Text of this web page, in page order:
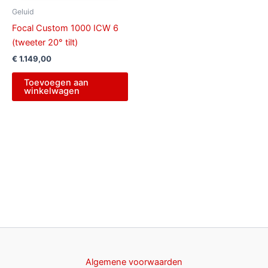
Geluid
Focal Custom 1000 ICW 6
(tweeter 20° tilt)
€ 1.149,00
Toevoegen aan
winkelwagen
Algemene voorwaarden